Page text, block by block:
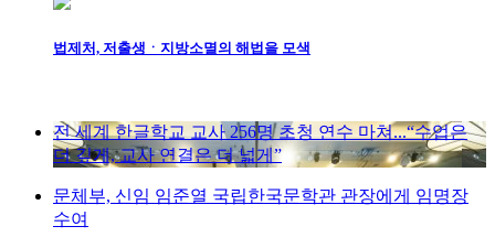
법제처, 저출생ㆍ지방소멸의 해법을 모색
전 세계 한글학교 교사 256명 초청 연수 마쳐...“수업은
더 깊게, 교사 연결은 더 넓게”
문체부, 신임 임준열 국립한국문학관 관장에게 임명장
수여